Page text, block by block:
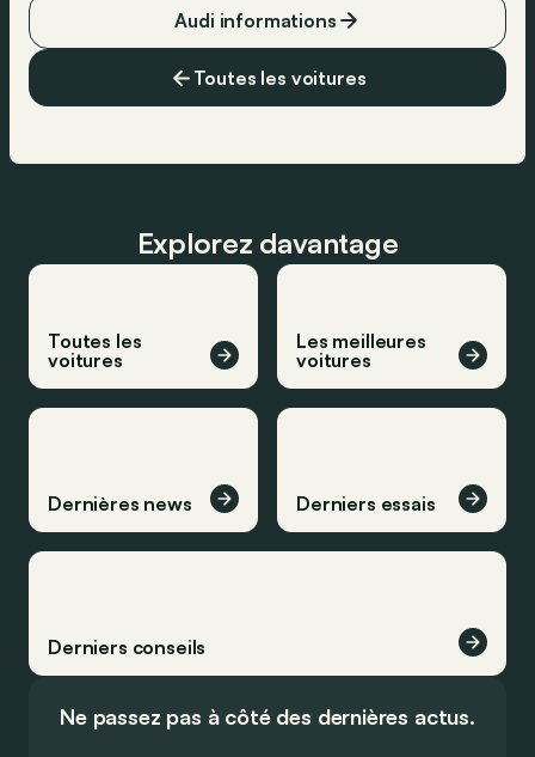
Toutes les voitures
Audi informations
Explorez davantage
Toutes les
voitures
Les meilleures
voitures
Dernières news Derniers essais
Derniers conseils
Ne passez pas à côté des dernières actus.